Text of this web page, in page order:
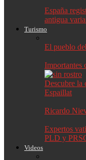
España
antigua
Turismo
El pueblo
Importantes
Descubre la
Espaillat
Ricardo
Expertos
PLD y
Videos